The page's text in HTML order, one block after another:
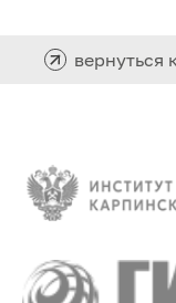
вернуться